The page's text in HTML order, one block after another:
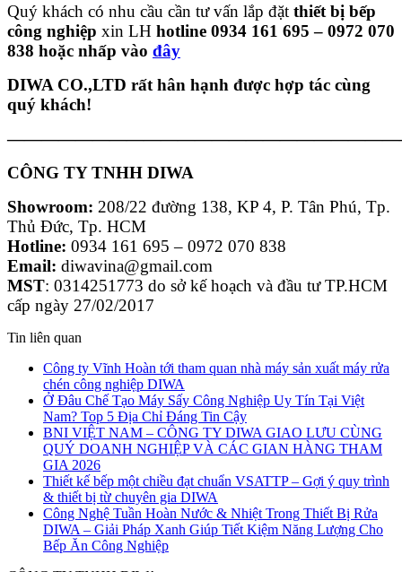
Quý khách có nhu cầu cần tư vấn lắp đặt thiết bị bếp
công nghiệp xin LH hotline 0934 161 695 – 0972 070
838 hoặc nhấp vào đây
DIWA CO.,LTD rất hân hạnh được hợp tác cùng
quý khách!
CÔNG TY TNHH DIWA
Showroom: 208/22 đường 138, KP 4, P. Tân Phú, Tp.
Thủ Đức, Tp. HCM
Hotline: 0934 161 695 – 0972 070 838
Email: diwavina@gmail.com
MST: 0314251773 do sở kế hoạch và đầu tư TP.HCM
cấp ngày 27/02/2017
Tin liên quan
Công ty Vĩnh Hoàn tới tham quan nhà máy sản xuất máy rửa
chén công nghiệp DIWA
Ở Đâu Chế Tạo Máy Sấy Công Nghiệp Uy Tín Tại Việt
Nam? Top 5 Địa Chỉ Đáng Tin Cậy
BNI VIỆT NAM – CÔNG TY DIWA GIAO LƯU CÙNG
QUÝ DOANH NGHIỆP VÀ CÁC GIAN HÀNG THAM
GIA 2026
Thiết kế bếp một chiều đạt chuẩn VSATTP – Gợi ý quy trình
& thiết bị từ chuyên gia DIWA
Công Nghệ Tuần Hoàn Nước & Nhiệt Trong Thiết Bị Rửa
DIWA – Giải Pháp Xanh Giúp Tiết Kiệm Năng Lượng Cho
Bếp Ăn Công Nghiệp